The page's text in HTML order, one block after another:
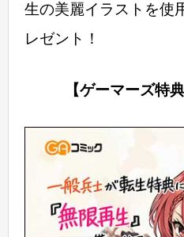
生の美麗イラストを使
レゼント！
【ゲーマーズ特